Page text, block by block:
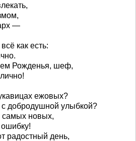
—
как есть:
Рожденья, шеф,
ежовых?
с добродушной улыбкой?
самых новых,
ошибку!
радостный день,